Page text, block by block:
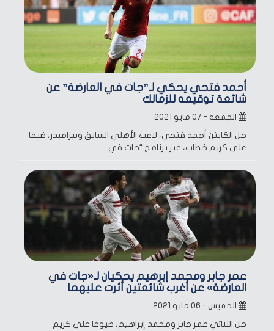
أحمد فتحي يحكي لـ”جات في العارضة” عن
شائعة توقيعه للزمالك
الجمعة - ٠٧ مايو ٢٠٢١
حل الكابتن أحمد فتحي، لاعب الأهلي السابق وبيراميدز، ضيفا
على كريم خطاب، عبر برنامج “جات في
عمر جابر ومحمد إبرهيم يحكيان لـ«جات في
العارضة» عن أغرب شائعتين أثرت عليهما
الخميس - ٠٦ مايو ٢٠٢١
حل الثنائي عمر جابر ومحمد إبراهيم، ضيوفا على كريم